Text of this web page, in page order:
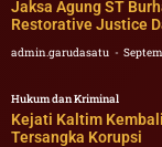
Jaksa Agung ST
Restorative Justice
admin.garudasatu
Hukum dan Kriminal
Kejati Kaltim
Tersangka Korupsi